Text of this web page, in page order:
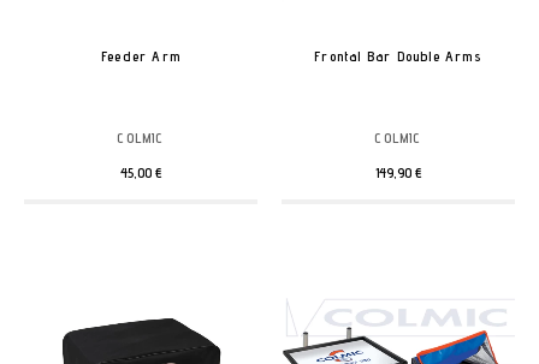
Feeder Arm
COLMIC
45,00 €
Frontal Bar Double Arms
COLMIC
149,90 €